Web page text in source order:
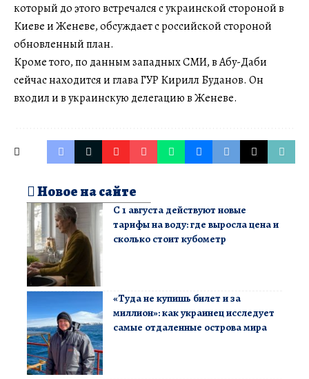
который до этого встречался с украинской стороной в
Киеве и Женеве, обсуждает с российской стороной
обновленный план.
Кроме того, по данным западных СМИ, в Абу-Даби
сейчас находится и глава ГУР Кирилл Буданов. Он
входил и в украинскую делегацию в Женеве.
Новое на сайте
С 1 августа действуют новые
тарифы на воду: где выросла цена и
сколько стоит кубометр
«Туда не купишь билет и за
миллион»: как украинец исследует
самые отдаленные острова мира